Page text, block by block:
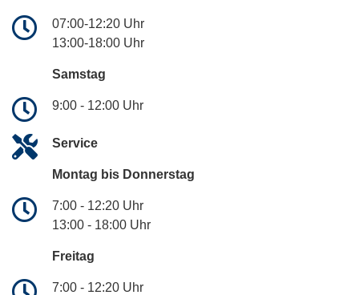
07:00-12:20 Uhr
13:00-18:00 Uhr
Samstag
9:00 - 12:00 Uhr
Service
Montag bis Donnerstag
7:00 - 12:20 Uhr
13:00 - 18:00 Uhr
Freitag
7:00 - 12:20 Uhr